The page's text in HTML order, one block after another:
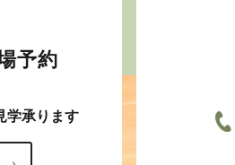
予約
学承ります